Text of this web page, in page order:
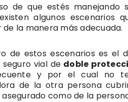
de que estés manejando
algunos escenarios
la manera más adecuada.
de estos escenarios es el
seguro vial de doble
y por el cual no
de la otra persona
como de la